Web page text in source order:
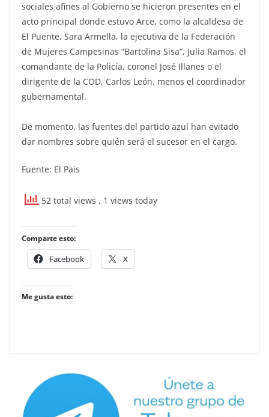
sociales afines al Gobierno se hicieron presentes en el
acto principal donde estuvo Arce, como la alcaldesa de
El Puente, Sara Armella, la ejecutiva de la Federación
de Mujeres Campesinas “Bartolina Sisa”, Julia Ramos, el
comandante de la Policía, coronel José Illanes o el
dirigente de la COD, Carlos León, menos el coordinador
gubernamental.
De momento, las fuentes del partido azul han evitado
dar nombres sobre quién será el sucesor en el cargo.
Fuente: El Pais
52 total views , 1 views today
Comparte esto:
Facebook X
Me gusta esto: